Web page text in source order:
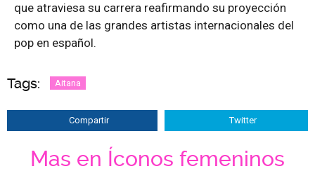
que atraviesa su carrera reafirmando su proyección
como una de las grandes artistas internacionales del
pop en español.
Tags: Aitana
Compartir Twitter
Mas en Íconos femeninos